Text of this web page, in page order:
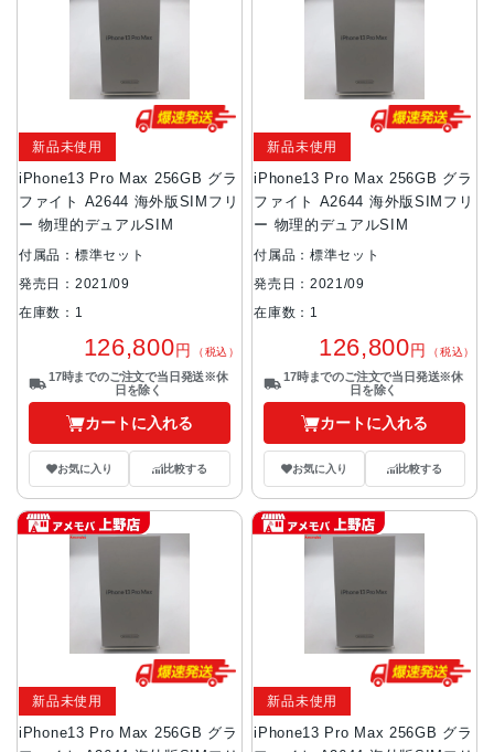
iPhone13 Pro Max 256GB グラ
ファイト A2644 海外版SIMフリ
ー 物理的デュアルSIM
新品未使用
付属品：標準セット
発売日：2021/09
在庫数：1
126,800円 （税込）
17時までのご注文で当日発送※休
日を除く
カートに入れる
お気に入り 比較する
iPhone13 Pro Max 256GB グラ
ファイト A2644 海外版SIMフリ
ー 物理的デュアルSIM
新品未使用
付属品：標準セット
発売日：2021/09
在庫数：1
126,800円 （税込）
17時までのご注文で当日発送※休
日を除く
カートに入れる
お気に入り 比較する
iPhone13 Pro Max 256GB グラ
新品未使用
iPhone13 Pro Max 256GB グラ
新品未使用